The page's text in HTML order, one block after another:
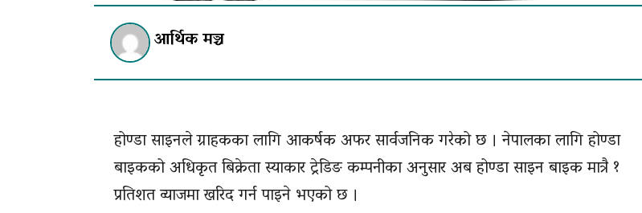
आर्थिक मञ्च
होण्डा साइनले ग्राहकका लागि आकर्षक अफर सार्वजनिक गरेको छ । नेपालका लागि होण्डा
बाइकको अधिकृत बिक्रेता स्याकार ट्रेडिङ कम्पनीका अनुसार अब होण्डा साइन बाइक मात्रै १
प्रतिशत व्याजमा खरिद गर्न पाइने भएको छ ।